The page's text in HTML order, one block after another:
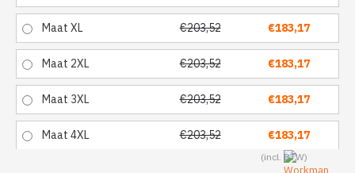
€203,52 €183,17
Maat XL
€203,52 €183,17
Maat 2XL
€203,52 €183,17
Maat 3XL
€203,52 €183,17
Maat 4XL